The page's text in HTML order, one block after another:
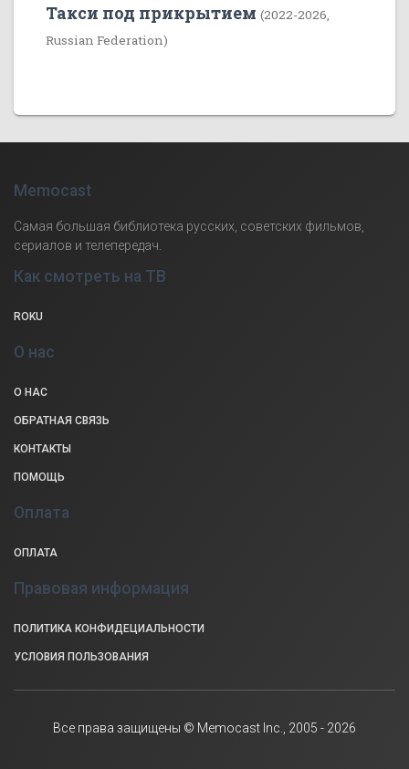
Такси под прикрытием (2022-2026,
Russian Federation)
Memocast
Самая большая библиотека русских, советских фильмов,
сериалов и телепередач.
Как смотреть на ТВ
ROKU
О нас
О НАС
ОБРАТНАЯ СВЯЗЬ
КОНТАКТЫ
ПОМОЩЬ
Оплата
ОПЛАТА
Правовая информация
ПОЛИТИКА КОНФИДЕЦИАЛЬНОСТИ
УСЛОВИЯ ПОЛЬЗОВАНИЯ
Все права защищены © Memocast Inc., 2005 - 2026